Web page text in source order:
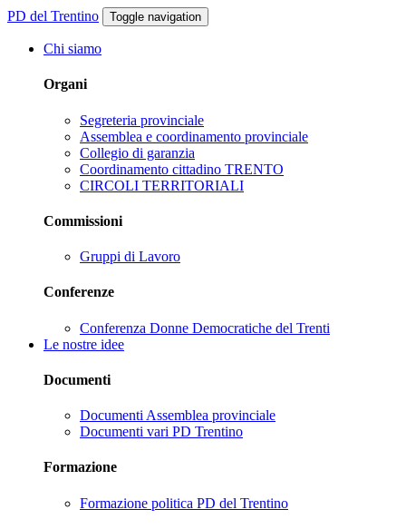
PD del Trentino Toggle navigation
Chi siamo
Organi
Segreteria provinciale
Assemblea e coordinamento provinciale
Collegio di garanzia
Coordinamento cittadino TRENTO
CIRCOLI TERRITORIALI
Commissioni
Gruppi di Lavoro
Conferenze
Conferenza Donne Democratiche del Trenti
Le nostre idee
Documenti
Documenti Assemblea provinciale
Documenti vari PD Trentino
Formazione
Formazione politica PD del Trentino